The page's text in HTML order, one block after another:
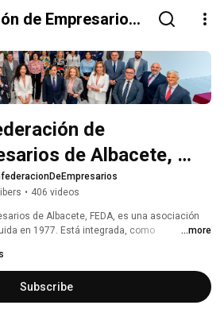
de Empresarios
de
de Albacete,
• 406 videos
de Albacete, FEDA, es una asociación
en 1977. Está integrada, como
y CEOE. FEDA cuenta con más de 10.000
integradas 72 asociaciones sectoriales que
empresariado de la provincia de Albacete.
están en los diferentes sectores: comercio,
...more
Subscribe